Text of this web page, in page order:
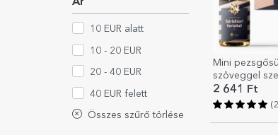
10 EUR alatt
10 - 20 EUR
20 - 40 EUR
40 EUR felett
Összes szűrő törlése
Mini
szöveggel
Ünnepi ajándék
2 641 Ft